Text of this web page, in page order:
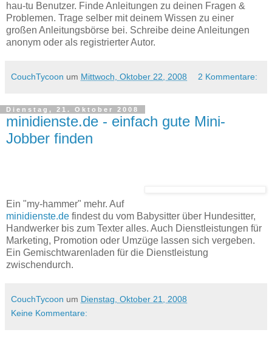
hau-tu Benutzer. Finde Anleitungen zu deinen Fragen &
Problemen. Trage selber mit deinem Wissen zu einer
großen Anleitungsbörse bei. Schreibe deine Anleitungen
anonym oder als registrierter Autor.
CouchTycoon um Mittwoch, Oktober 22, 2008 2 Kommentare:
Dienstag, 21. Oktober 2008
minidienste.de - einfach gute Mini-
Jobber finden
Ein "my-hammer" mehr. Auf
minidienste.de findest du vom Babysitter über Hundesitter,
Handwerker bis zum Texter alles. Auch Dienstleistungen für
Marketing, Promotion oder Umzüge lassen sich vergeben.
Ein Gemischtwarenladen für die Dienstleistung
zwischendurch.
CouchTycoon um Dienstag, Oktober 21, 2008
Keine Kommentare: